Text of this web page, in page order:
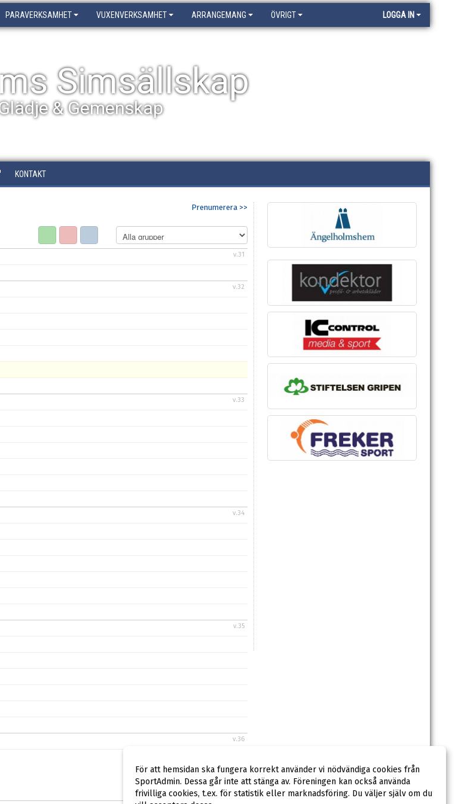
PARAVERKSAMHET VUXENVERKSAMHET ARRANGEMANG ÖVRIGT LOGGA IN
Simsällskap
& Gemenskap
KONTAKT
Prenumerera >>
v.31
v.32
v.33
v.34
v.35
v.36
För att hemsidan ska fungera korrekt använder vi nödvändiga cookies från
SportAdmin. Dessa går inte att stänga av. Föreningen kan också använda
frivilliga cookies, t.ex. för statistik eller marknadsföring. Du väljer själv om du